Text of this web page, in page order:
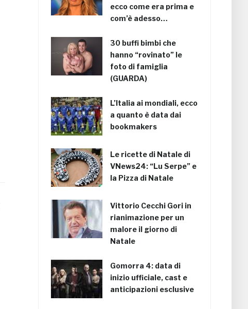
ecco come era prima e
com’è adesso…
30 buffi bimbi che
hanno “rovinato” le
foto di famiglia
(GUARDA)
L’Italia ai mondiali, ecco
a quanto è data dai
bookmakers
Le ricette di Natale di
VNews24: “Lu Serpe” e
la Pizza di Natale
Vittorio Cecchi Gori in
rianimazione per un
malore il giorno di
Natale
Gomorra 4: data di
inizio ufficiale, cast e
anticipazioni esclusive